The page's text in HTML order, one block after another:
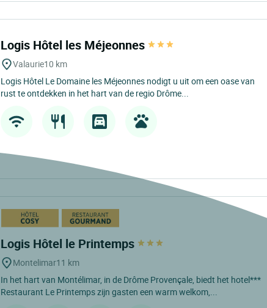
Logis Hôtel les Méjeonnes
Valaurie10 km
Logis Hôtel Le Domaine les Méjeonnes nodigt u uit om een ​​oase van
rust te ontdekken in het hart van de regio Drôme...
Logis Hôtel le Printemps
Montelimar11 km
In het hart van Montélimar, in de Drôme Provençale, biedt het hotel***
Restaurant Le Printemps zijn gasten een warm welkom,...